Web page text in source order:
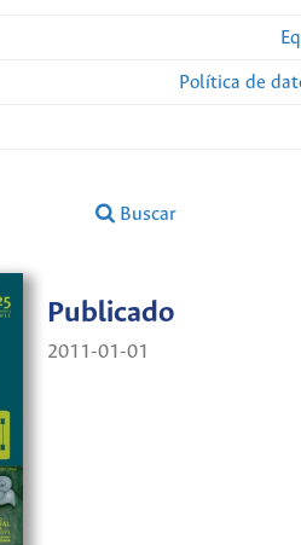
Política de
Buscar
Publicado
2011-01-01